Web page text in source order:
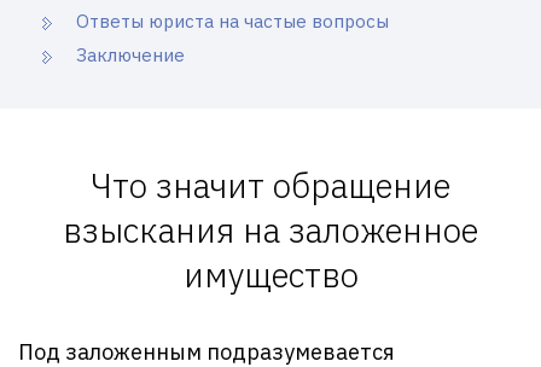
Ответы юриста на частые вопросы
Заключение
Что значит обращение
взыскания на заложенное
имущество
Под заложенным подразумевается